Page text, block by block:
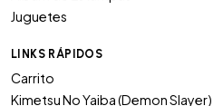
Juguetes
LINKS RÁPIDOS
Carrito
Kimetsu No Yaiba (Demon Slayer)